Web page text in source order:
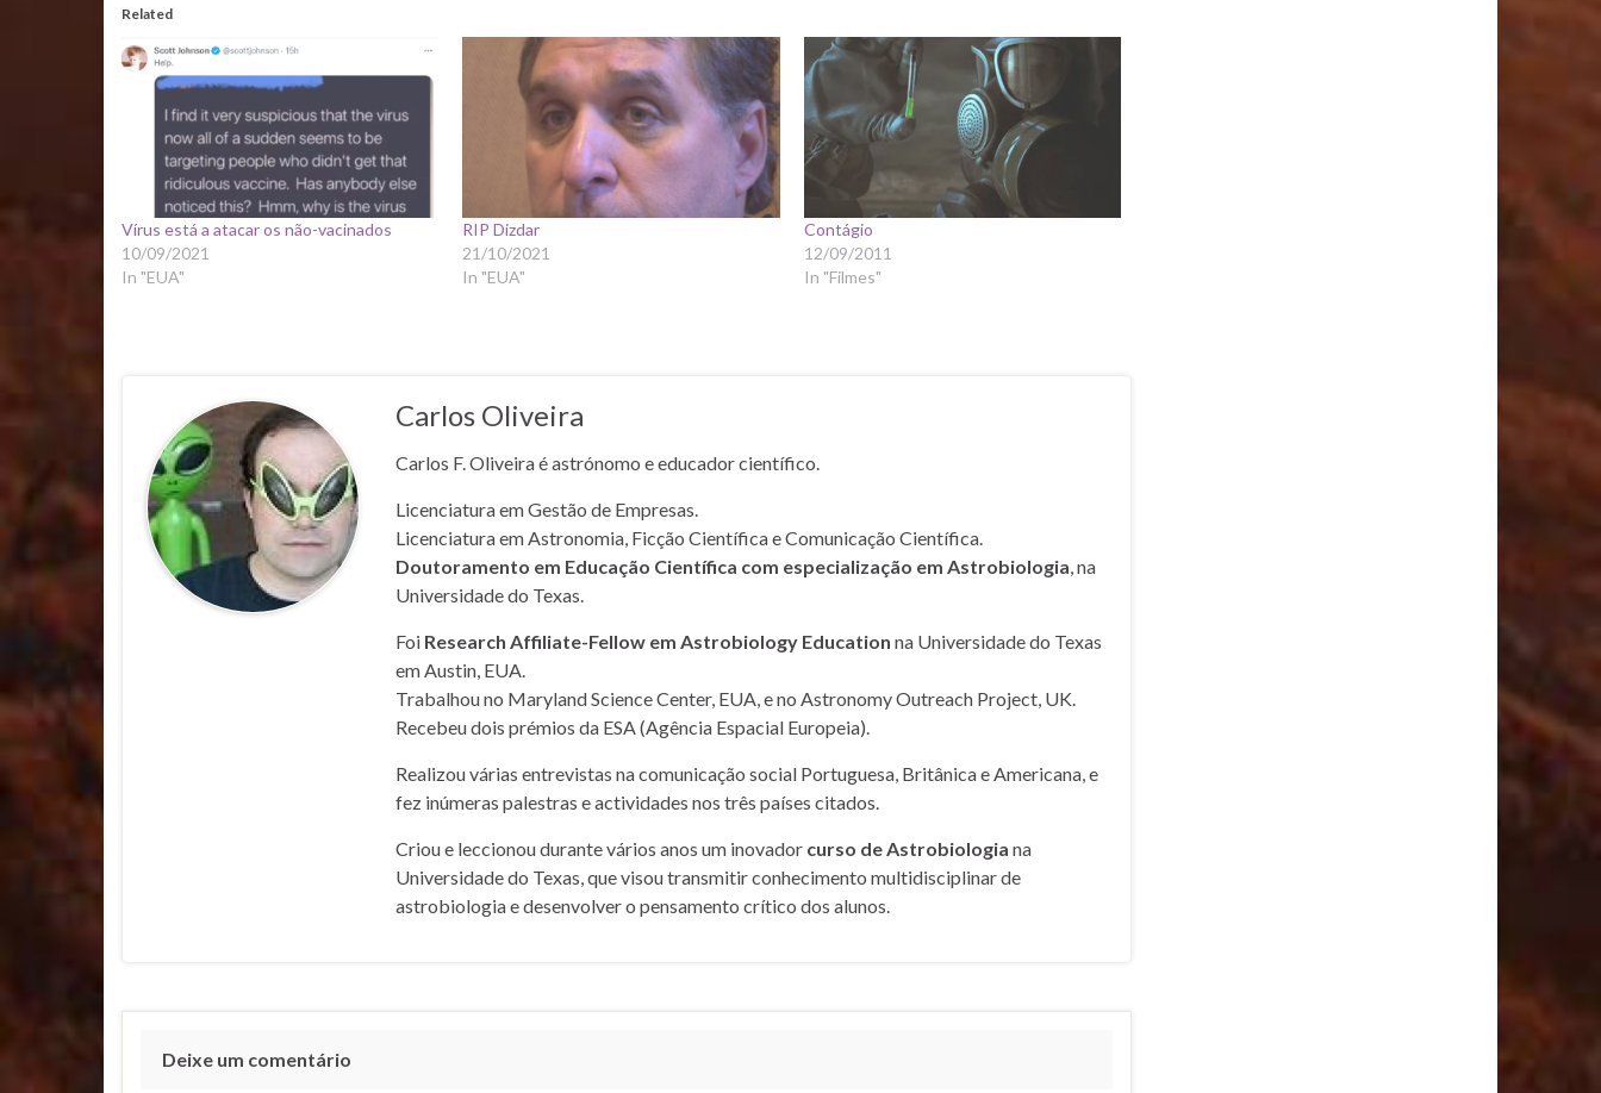
Related
Vírus está a atacar os não-vacinados
10/09/2021
In "EUA"
RIP Dizdar
21/10/2021
In "EUA"
Contágio
12/09/2011
In "Filmes"
Carlos Oliveira
Carlos F. Oliveira é astrónomo e educador científico.
Licenciatura em Gestão de Empresas.
Licenciatura em Astronomia, Ficção Científica e Comunicação Científica.
Doutoramento em Educação Científica com especialização em Astrobiologia, na
Universidade do Texas.
Foi Research Affiliate-Fellow em Astrobiology Education na Universidade do Texas
em Austin, EUA.
Trabalhou no Maryland Science Center, EUA, e no Astronomy Outreach Project, UK.
Recebeu dois prémios da ESA (Agência Espacial Europeia).
Realizou várias entrevistas na comunicação social Portuguesa, Britânica e Americana, e
fez inúmeras palestras e actividades nos três países citados.
Criou e leccionou durante vários anos um inovador curso de Astrobiologia na
Universidade do Texas, que visou transmitir conhecimento multidisciplinar de
astrobiologia e desenvolver o pensamento crítico dos alunos.
Deixe um comentário